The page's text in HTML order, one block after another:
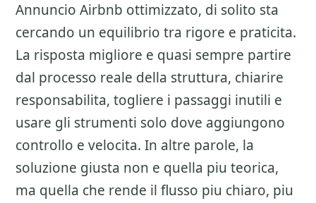
Annuncio Airbnb ottimizzato, di solito sta
cercando un equilibrio tra rigore e praticita.
La risposta migliore e quasi sempre partire
dal processo reale della struttura, chiarire
responsabilita, togliere i passaggi inutili e
usare gli strumenti solo dove aggiungono
controllo e velocita. In altre parole, la
soluzione giusta non e quella piu teorica,
ma quella che rende il flusso piu chiaro, piu